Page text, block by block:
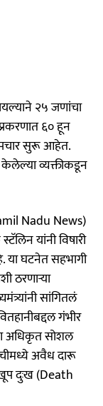
२५ जणांचा
६० हून
सुरू आहेत.
व्यक्तीकडून
Nadu News)
यांनी विषारी
घटनेत सहभागी
ठरणाऱ्या
सांगितलं
गंभीर
अधिकृत सोशल
अवैध दारू
दुःख (Death